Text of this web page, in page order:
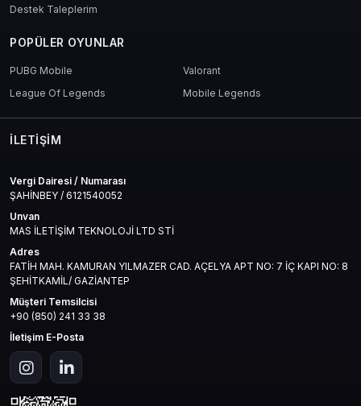
Mas4games’ten aldığın 6000 Robux kodunu gir.
Oyuncuların Deneyimi Ne Diyor?
“Bu paketle karakterimi baştan yarattım. Artık tam benlik.”
“Mas4games çok hızlı teslimat yaptı. Kod hemen çalıştı.”
“Kendi oyunumun reklamını verdim, anında oyuncu artışı oldu.”
Neden Mas4games?
Mas4games, dijital oyun kodlarında yıllardır güvenilir bir isim. Hem
fiyat, hem hız, hem de destek konusunda rakipsiz.
Destek Taleplerim
POPÜLER OYUNLAR
PUBG Mobile
Valorant
League Of Legends
Mobile Legends
İLETIŞIM
Vergi Dairesi / Numarası
ŞAHİNBEY / 6121540052
Unvan
MAS İLETİŞİM TEKNOLOJİ LTD STİ
Adres
FATİH MAH. KAMURAN YILMAZER CAD. AÇELYA APT NO: 7 İÇ KAPI NO: 8
ŞEHİTKAMİL/ GAZİANTEP
Müşteri Temsilcisi
+90 (850) 241 33 38
İletişim E-Posta